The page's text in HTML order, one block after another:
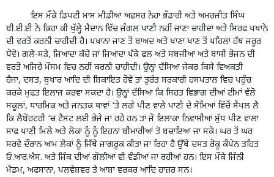
ਇਸ ਮੌਕੇ ਡਿਪਟੀ ਮਾਸ ਮੀਡੀਆ ਅਫ਼ਸਰ ਨੇਹਾ ਭੰਡਾਰੀ ਅਤੇ ਅਮਰਜੀਤ ਸਿੰਘ
ਬੀ.ਈ.ਈ ਨੇ ਕਿਹਾ ਕੀ ਖੁੱਲ੍ਹੇ ਮੈਦਾਨ ਵਿੱਚ ਜੰਗਲ ਪਾਣੀ ਨਹੀਂ ਜਾਣਾ ਚਾਹੀਦਾ ਅਤੇ ਸਿਰਫ ਪਖਾਨੇ
ਦੀ ਵਰਤੋਂ ਕਰਨੀ ਚਾਹੀਦੀ ਹੈ। ਪਖਾਨਾ ਜਾਣ ਤੋਂ ਬਾਅਦ ਅਤੇ ਖਾਣਾ ਖਾਣ ਤੋਂ ਪਹਿਲਾਂ ਹੱਥ ਜਰੂਰ
ਧੋਵੋ। ਗਲੇ-ਸੜੇ, ਜਿਆਦਾ ਕੱਚੇ ਜਾਂ ਜਿਆਦਾ ਪੱਕੇ ਫਲ ਅਤੇ ਸਬਜੀਆਂ ਅਤੇ ਬਾਸੀ ਭੋਜਨ ਦੀ
ਵਰਤੋਂ ਅਜਿਹੇ ਮੌਸਮ ਵਿਚ ਨਹੀਂ ਕਰਨੀ ਚਾਹੀਦੀ। ਉਨ੍ਹਾਂ ਦੱਸਿਆ ਜੇਕਰ ਕਿਸੇ ਵਿਅਕਤੀ
ਹੈਜਾ, ਦਸਤ, ਬੁਖਾਰ ਆਦਿ ਦੀ ਸ਼ਿਕਾਇਤ ਹੋਵੇ ਤਾਂ ਤੁਰੰਤ ਸਰਕਾਰੀ ਹਸਪਤਾਲ ਵਿਚ ਪਹੁੰਚ
ਕਰਕੇ ਮੁਫ਼ਤ ਇਲਾਜ ਕਰਵਾ ਸਕਦਾ ਹੈ। ਉਨ੍ਹਾਂ ਦੱਸਿਆ ਕਿ ਸਿਹਤ ਵਿਭਾਗ ਦੀਆਂ ਟੀਮਾਂ ਵੱਲੋ
ਸਕੂਲਾਂ, ਧਾਰਮਿਕ ਅਤੇ ਜਨਤਕ ਥਾਵਾਂ ‘ਤੇ ਲਗੇ ਪੀਣ ਵਾਲੇ ਪਾਣੀ ਦੇ ਸੋਮਿਆਂ ਵਿੱਚੋਂ ਸੈਂਪਲ ਲੈ
ਕਿ ਲੈਬੋਰਟਰੀ ‘ਚ ਟੈਸਟ ਲਈ ਭੇਜੇ ਜਾ ਰਹੇ ਹਨ ਤਾਂ ਜੋ ਇਲਾਕਾ ਨਿਵਾਸੀਆਂ ਸ਼ੁੱਧ ਪੀਣ ਵਾਲਾ
ਸਾਫ ਪਾਣੀ ਮਿਲੇ ਅਤੇ ਲੋਕਾਂ ਨੂੰ ਨੂੰ ਇਹਨਾਂ ਬੀਮਾਰੀਆਂ ਤੋ ਬਚਾਇਆ ਜਾ ਸਕੇ। ਘਰ ਤੋਂ ਘਰ
ਸਰਵੇ ਦੌਰਾਨ ਆਮ ਲੋਕਾਂ ਨੂੰ ਜਿੱਥੇ ਜਾਗਰੂਕ ਕੀਤਾ ਜਾ ਰਿਹਾ ਹੈ ਉੱਥੇ ਦਸਤ ਰੋਕੂ ਕੰਪੇਨ ਤਹਿਤ
ਓ.ਆਰ.ਐਸ. ਅਤੇ ਜਿੰਕ ਦੀਆਂ ਗੋਲੀਆਂ ਵੀ ਵੰਡੀਆਂ ਜਾ ਰਹੀਆਂ ਹਨ। ਇਸ ਮੌਕੇ ਜਿੰਨੀ
ਮੈਡਮ, ਅਫਸਾਨਾ, ਪਲਵੇਸ਼ਵਰ ਤੇ ਆਸ਼ਾ ਵਰਕਰ ਆਦਿ ਹਾਜ਼ਰ ਸਨ।